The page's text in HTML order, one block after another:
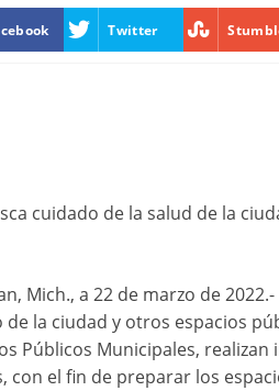
Twitter
cuidado de la salud de la
Mich., a 22 de marzo de
de la ciudad y otros espacios
Públicos Municipales,
con el fin de preparar los